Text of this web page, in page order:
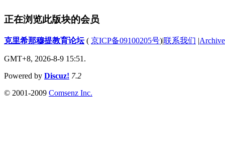
正在浏览此版块的会员
克里希那穆提教育论坛( 京ICP备09100205号)|联系我们 |
GMT+8, 2026-8-9 15:51.
Powered by Discuz! 7.2
© 2001-2009 Comsenz Inc.